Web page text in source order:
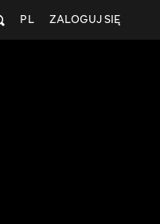
ZALOGUJ SIĘ
PL